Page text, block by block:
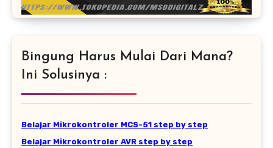
Bingung Harus Mulai Dari Mana?
Ini Solusinya :
Belajar Mikrokontroler MCS-51 step by step
Belajar Mikrokontroler AVR step by step